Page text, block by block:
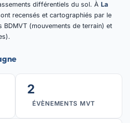
différentiels du sol. À La
recensés et cartographiés par le
BDMVT (mouvements de terrain) et
2
ÉVÈNEMENTS MVT